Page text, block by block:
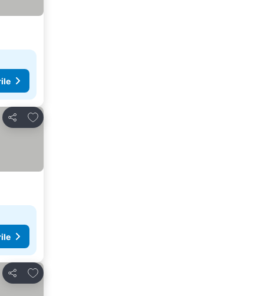
Distribuiți
Adăugaţi la favorite
Distribuiți
Adăugaţi la favorite